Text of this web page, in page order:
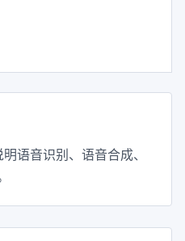
语音识别、语音合成、